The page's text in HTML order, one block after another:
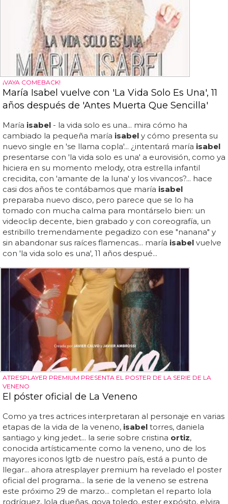
¡VAYA COMEBACK!
María Isabel vuelve con 'La Vida Solo Es Una', 11
años después de 'Antes Muerta Que Sencilla'
María isabel - la vida solo es una... mira cómo ha
cambiado la pequeña maría isabel y cómo presenta su
nuevo single en 'se llama copla'... ¿intentará maría isabel
presentarse con 'la vida solo es una' a eurovisión, como ya
hiciera en su momento melody, otra estrella infantil
crecidita, con 'amante de la luna' y los vivancos?... hace
casi dos años te contábamos que maría isabel
preparaba nuevo disco, pero parece que se lo ha
tomado con mucha calma para montárselo bien: un
videoclip decente, bien grabado y con coreografía, un
estribillo tremendamente pegadizo con ese "nanana" y
sin abandonar sus raíces flamencas... maría isabel vuelve
con 'la vida solo es una', 11 años despué...
ATRESPLAYER PREMIUM PRESENTA EL POSTER DE LA SERIE DE LA
VENENO
El póster oficial de La Veneno
Como ya tres actrices interpretaran al personaje en varias
etapas de la vida de la veneno, isabel torres, daniela
santiago y king jedet... la serie sobre cristina ortiz,
conocida artísticamente como la veneno, uno de los
mayores iconos lgtb de nuestro país, está a punto de
llegar... ahora atresplayer premium ha revelado el poster
oficial del programa... la serie de la veneno se estrena
este próximo 29 de marzo... completan el reparto lola
rodríguez, lola dueñas, goya toledo, ester expósito, elvira